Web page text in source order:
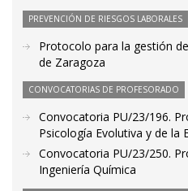
PREVENCIÓN DE RIESGOS LABORALES
Protocolo para la gestión
de Zaragoza
CONVOCATORIAS DE PROFESORADO
Convocatoria PU/23/196.
Psicología Evolutiva y de la
Convocatoria PU/23/250.
Ingeniería Química